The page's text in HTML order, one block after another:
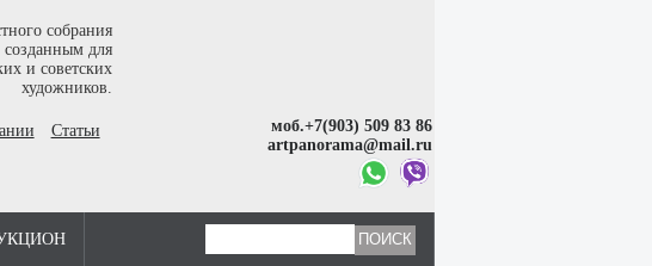
собрания
для
и советских
художников.
Статьи
моб.+7(903) 509 83 86
artpanorama@mail.ru